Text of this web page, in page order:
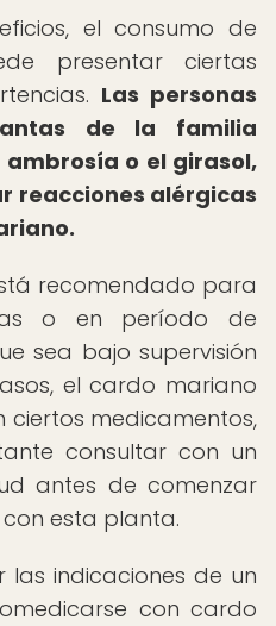
el consumo de
presentar ciertas
Las personas
de la familia
o el girasol,
reacciones alérgicas
recomendado para
o en período de
sea bajo supervisión
el cardo mariano
medicamentos,
consultar con un
antes de comenzar
esta planta.
las indicaciones de un
con cardo